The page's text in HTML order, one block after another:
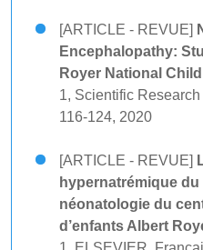
[ARTICLE - REVUE]
Encephalopathy:
Royer National
1, Scientific
116-124, 2020
[ARTICLE - REVUE]
hypernatrémique
néonatologie du
d’enfants Albert